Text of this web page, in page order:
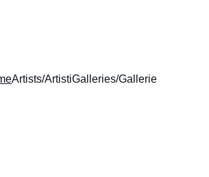
Artists/ArtistiGalleries/Gallerie